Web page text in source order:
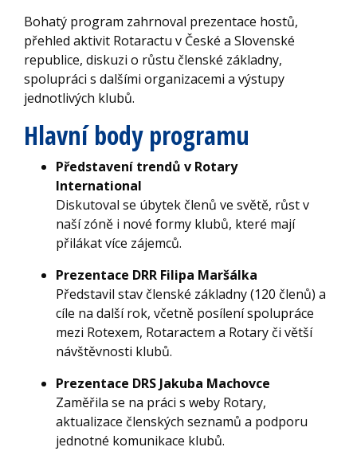
Bohatý program zahrnoval prezentace hostů,
přehled aktivit Rotaractu v České a Slovenské
republice, diskuzi o růstu členské základny,
spolupráci s dalšími organizacemi a výstupy
jednotlivých klubů.
Hlavní body programu
Představení trendů v Rotary
International
Diskutoval se úbytek členů ve světě, růst v
naší zóně i nové formy klubů, které mají
přilákat více zájemců.
Prezentace DRR Filipa Maršálka
Představil stav členské základny (120 členů) a
cíle na další rok, včetně posílení spolupráce
mezi Rotexem, Rotaractem a Rotary či větší
návštěvnosti klubů.
Prezentace DRS Jakuba Machovce
Zaměřila se na práci s weby Rotary,
aktualizace členských seznamů a podporu
jednotné komunikace klubů.